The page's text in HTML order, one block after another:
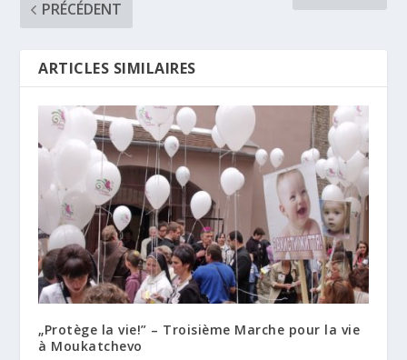
PRÉCÉDENT
ARTICLES SIMILAIRES
„Protège la vie!” – Troisième Marche pour la vie
à Moukatchevo